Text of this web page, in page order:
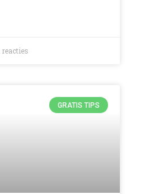
reacties
GRATIS TIPS